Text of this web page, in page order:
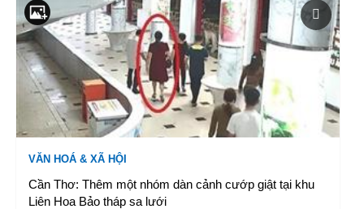
VĂN HOÁ & XÃ HỘI
Cần Thơ: Thêm một nhóm dàn cảnh cướp giật tại khu
Liên Hoa Bảo tháp sa lưới